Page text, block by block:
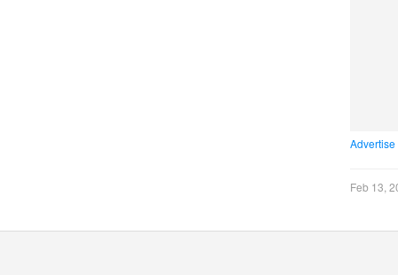
Feb 13,